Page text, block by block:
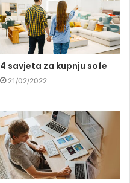
4 savjeta za kupnju sofe
21/02/2022